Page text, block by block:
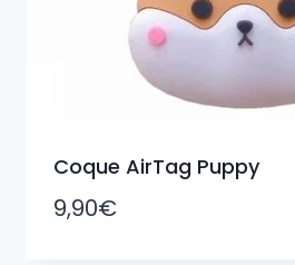
Coque AirTag Puppy
9,90€